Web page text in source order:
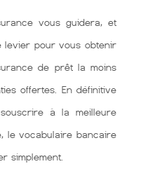
vous guidera, et
pour vous obtenir
de prêt la moins
offertes. En définitive
à la meilleure
le vocabulaire bancaire
simplement.